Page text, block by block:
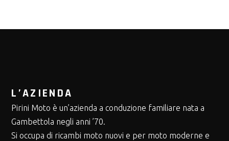
L’AZIENDA
Pirini Moto è un’azienda a conduzione familiare nata a
Gambettola negli anni ’70.
Si occupa di ricambi moto nuovi e per moto moderne e